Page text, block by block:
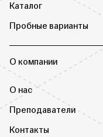
Каталог
Пробные варианты
О компании
О нас
Преподаватели
Контакты